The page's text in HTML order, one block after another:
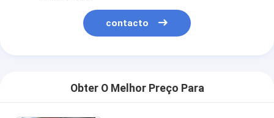
contacto
Obter O Melhor Preço Para